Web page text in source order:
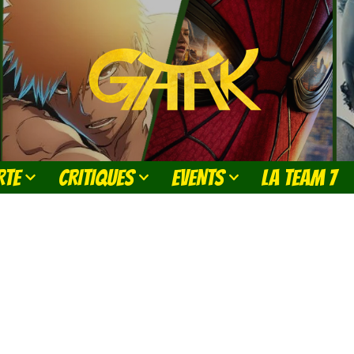
CRITIQUES EVENTS LA TEAM 7